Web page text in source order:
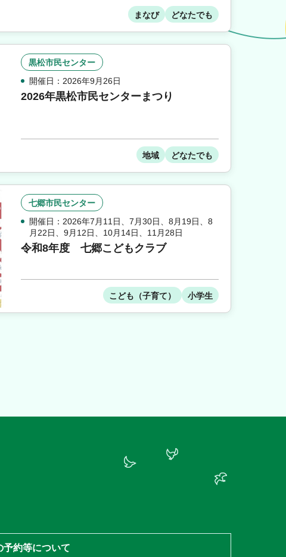
まなび どなたでも
黒松市民センター
開催日：2026年9月26日
2026年黒松市民センターまつり
地域 どなたでも
七郷市民センター
開催日：2026年7月11日、 7月30日、 8月19日、 8
月22日、 9月12日、 10月14日、 11月28日
令和8年度 七郷こどもクラブ
こども（子育て） 小学生
予約等について